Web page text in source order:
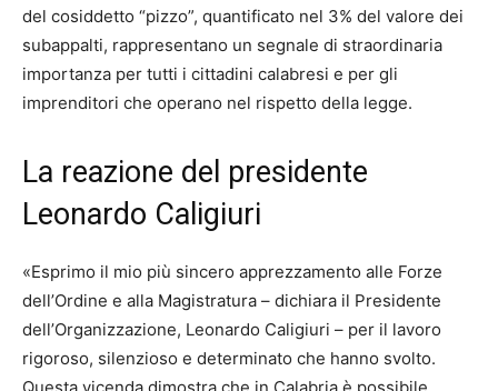
del cosiddetto “pizzo”, quantificato nel 3% del valore dei
subappalti, rappresentano un segnale di straordinaria
importanza per tutti i cittadini calabresi e per gli
imprenditori che operano nel rispetto della legge.
La reazione del presidente
Leonardo Caligiuri
«Esprimo il mio più sincero apprezzamento alle Forze
dell’Ordine e alla Magistratura – dichiara il Presidente
dell’Organizzazione, Leonardo Caligiuri – per il lavoro
rigoroso, silenzioso e determinato che hanno svolto.